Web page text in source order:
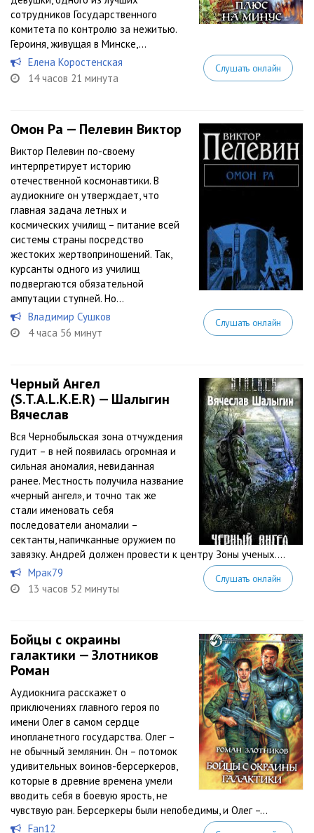
сотрудников Государственного
комитета по контролю за нежитью.
Героиня, живущая в Минске,...
Елена Коростенская
14 часов 21 минута
Слушать онлайн
Омон Ра — Пелевин Виктор
Виктор Пелевин по-своему
интерпретирует историю
отечественной космонавтики. В
аудиокниге он утверждает, что
главная задача летных и
космических училищ – питание всей
системы страны посредство
жестоких жертвоприношений. Так,
курсанты одного из училищ
подвергаются обязательной
ампутации ступней. Но...
Владимир Сушков
4 часа 56 минут
Слушать онлайн
Черный Ангел
(S.T.A.L.K.E.R) — Шалыгин
Вячеслав
Вся Чернобыльская зона отчуждения
гудит – в ней появилась огромная и
сильная аномалия, невиданная
ранее. Местность получила название
«черный ангел», и точно так же
стали именовать себя
последователи аномалии –
сектанты, напичканные оружием по
завязку. Андрей должен провести к центру Зоны ученых....
Мрак79
13 часов 52 минуты
Слушать онлайн
Бойцы с окраины
галактики — Злотников
Роман
Аудиокнига расскажет о
приключениях главного героя по
имени Олег в самом сердце
инопланетного государства. Олег –
не обычный землянин. Он – потомок
удивительных воинов-берсеркеров,
которые в древние времена умели
вводить себя в боевую ярость, не
чувствую ран. Берсеркеры были непобедимы, и Олег –...
Fan12